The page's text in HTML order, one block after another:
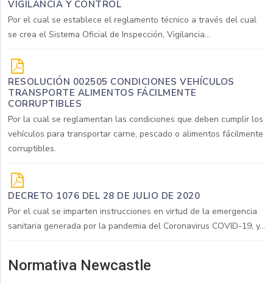
VIGILANCIA Y CONTROL
Por el cual se establece el reglamento técnico a través del cual
se crea el Sistema Oficial de Inspección, Vigilancia...
RESOLUCIÓN 002505 CONDICIONES VEHÍCULOS
TRANSPORTE ALIMENTOS FÁCILMENTE
CORRUPTIBLES
Por la cual se reglamentan las condiciones que deben cumplir los
vehículos para transportar carne, pescado o alimentos fácilmente
corruptibles.
DECRETO 1076 DEL 28 DE JULIO DE 2020
Por el cual se imparten instrucciones en virtud de la emergencia
sanitaria generada por la pandemia del Coronavirus COVID-19, y...
Normativa Newcastle